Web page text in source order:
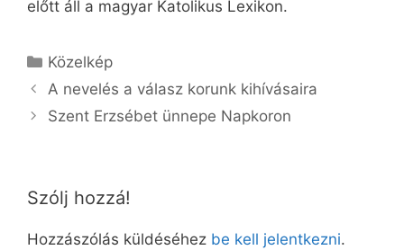
előtt áll a magyar Katolikus Lexikon.
Kategória
Közelkép
A nevelés a válasz korunk kihívásaira
Szent Erzsébet ünnepe Napkoron
Szólj hozzá!
Hozzászólás küldéséhez be kell jelentkezni.